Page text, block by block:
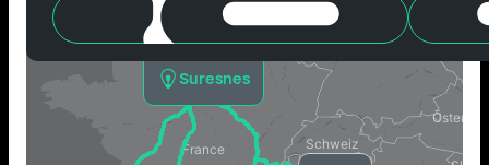
Suresnes